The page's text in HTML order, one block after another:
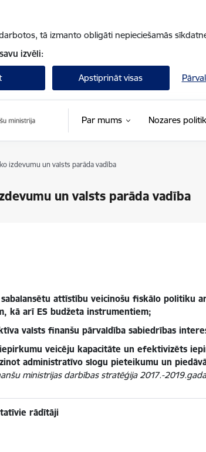
tā izmanto obligāti nepieciešamās
izvēli:
Apstiprināt visas
Par mums Nozares
izdevumu un valsts parāda vadība
un valsts parāda vadība
attīstību veicinošu fiskālo politiku
kā arī ES budžeta instrumentiem;
valsts finanšu pārvaldība sabiedrības
veicēju kapacitāte un efektivizēts
administratīvo slogu pieteikumu un
ministrijas darbības stratēģija 2017.-
rādītāji